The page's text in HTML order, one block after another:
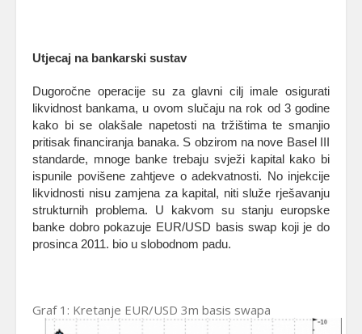
Utjecaj na bankarski sustav
Dugoročne operacije su za glavni cilj imale osigurati
likvidnost bankama, u ovom slučaju na rok od 3 godine
kako bi se olakšale napetosti na tržištima te smanjio
pritisak financiranja banaka. S obzirom na nove Basel III
standarde, mnoge banke trebaju svježi kapital kako bi
ispunile povišene zahtjeve o adekvatnosti. No injekcije
likvidnosti nisu zamjena za kapital, niti služe rješavanju
strukturnih problema. U kakvom su stanju europske
banke dobro pokazuje EUR/USD basis swap koji je do
prosinca 2011. bio u slobodnom padu.
Graf 1: Kretanje EUR/USD 3m basis swapa